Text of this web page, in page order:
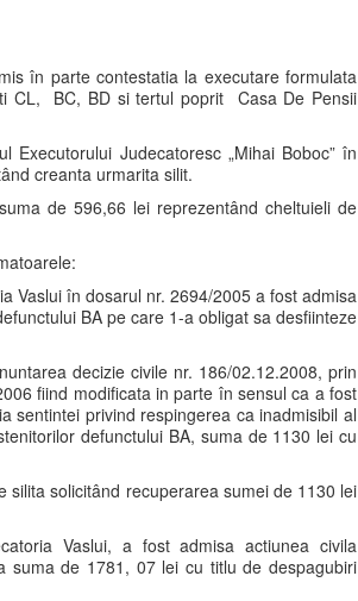
în parte contestatia la executare formulata
CL, BC, BD si tertul poprit Casa De Pensii
Judecatoresc „Mihai Boboc” în
creanta urmarita silit.
de 596,66 lei reprezentând cheltuieli de
Vaslui în dosarul nr. 2694/2005 a fost admisa
BA pe care 1-a obligat sa desfiinteze
decizie civile nr. 186/02.12.2008, prin
fiind modificata in parte în sensul ca a fost
sentintei privind respingerea ca inadmisibil al
defunctului BA, suma de 1130 lei cu
silita solicitând recuperarea sumei de 1130 lei
Vaslui, a fost admisa actiunea civila
suma de 1781, 07 lei cu titlu de despagubiri